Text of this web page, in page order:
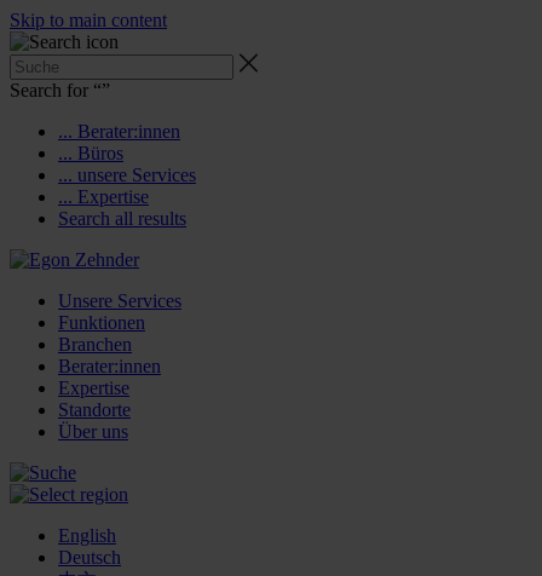
Skip to main content
Search for “”
... Berater:innen
... Büros
... unsere Services
... Expertise
Search all results
Unsere Services
Funktionen
Branchen
Berater:innen
Expertise
Standorte
Über uns
English
Deutsch